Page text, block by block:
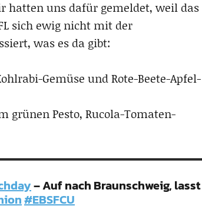
hatten uns dafür gemeldet, weil das
sich ewig nicht mit der
was es da gibt:
Gemüse und Rote-Beete-Apfel-
grünen Pesto, Rucola-Tomaten-
– Auf nach Braunschweig, lasst
#EBSFCU